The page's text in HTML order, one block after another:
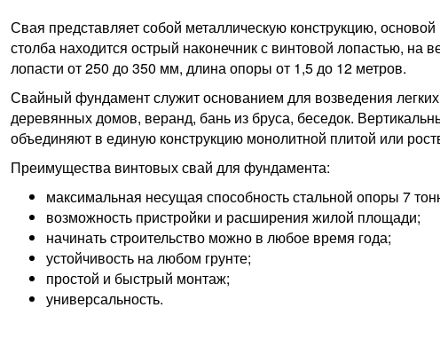
Свая представляет собой металлическую конструкцию,
столба находится острый наконечник с винтовой лопастью, на
лопасти от 250 до 350 мм, длина опоры от 1,5 до 12 метров.
Свайный фундамент служит основанием для возведения
деревянных домов, веранд, бань из бруса, беседок.
объединяют в единую конструкцию монолитной плитой или
Преимущества винтовых свай для фундамента:
максимальная несущая способность стальной опоры 7
возможность пристройки и расширения жилой площади;
начинать строительство можно в любое время года;
устойчивость на любом грунте;
простой и быстрый монтаж;
универсальность.